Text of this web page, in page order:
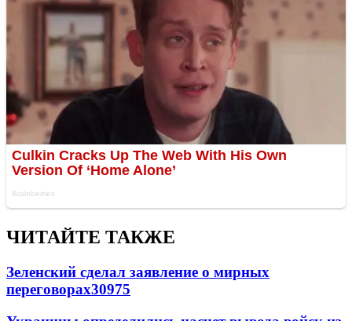
ЧИТАЙТЕ ТАКЖЕ
Зеленский сделал заявление о мирных
переговорах30975